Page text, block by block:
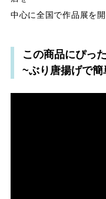
中心に全国で作品展を
この商品にぴっ
~ぶり唐揚げで